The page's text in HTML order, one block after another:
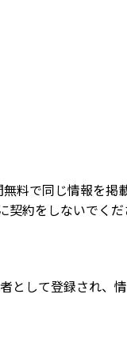
料で同じ情報を
約をしないでくだ
して登録され、